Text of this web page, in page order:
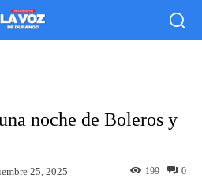
noche de Boleros y
25, 2025 0
199